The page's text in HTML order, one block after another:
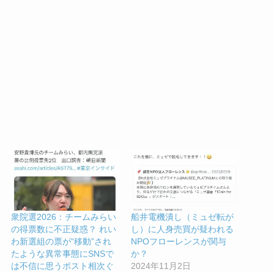
衆院選2026：チームみらい
の得票数に不正疑惑？ れい
わ新選組の票が“移動”され
たような異常事態にSNSで
は不信に思うポスト相次ぐ
船井電機潰し（ミュゼ転が
し）に人身売買が疑われる
NPOフローレンスが関与
か？
2024年11月2日